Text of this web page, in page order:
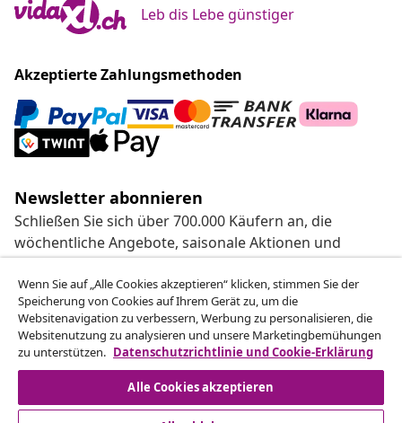
Leb dis Lebe günstiger
Akzeptierte Zahlungsmethoden
Newsletter abonnieren
Schließen Sie sich über 700.000 Käufern an, die
wöchentliche Angebote, saisonale Aktionen und
Neuheiten von vidaXL erhalten.
Unsere Social-Media-Accounts
Kundenservice
Wenn Sie auf „Alle Cookies akzeptieren“ klicken, stimmen Sie der
Speicherung von Cookies auf Ihrem Gerät zu, um die
Websitenavigation zu verbessern, Werbung zu personalisieren, die
Websitenutzung zu analysieren und unsere Marketingbemühungen
zu unterstützen. Datenschutzrichtlinie und Cookie-Erklärung
Alle Cookies akzeptieren